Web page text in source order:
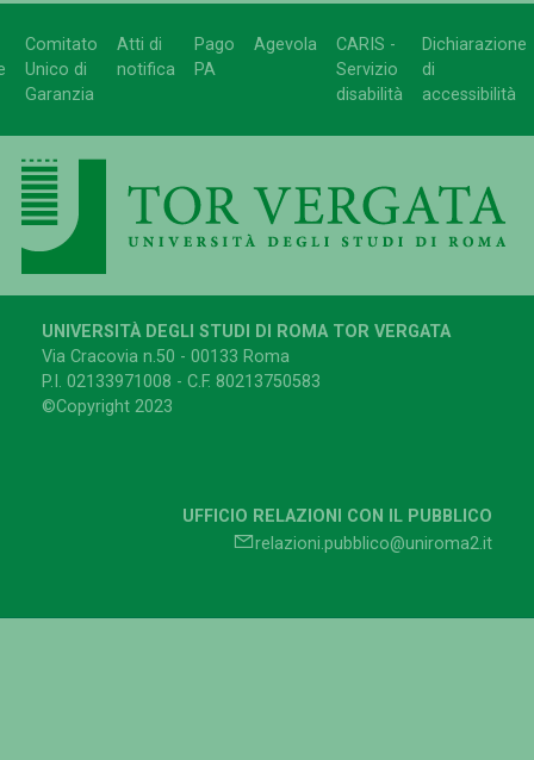
Comitato
Unico di
Garanzia
Atti di
notifica
Pago
PA
Agevola
CARIS -
Servizio
disabilità
Dichiarazione
di
accessibilità
UNIVERSITÀ DEGLI STUDI DI ROMA TOR VERGATA
Via Cracovia n.50 - 00133 Roma
P.I. 02133971008 - C.F. 80213750583
©Copyright 2023
UFFICIO RELAZIONI CON IL PUBBLICO
relazioni.pubblico@uniroma2.it